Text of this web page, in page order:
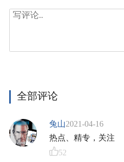
全部评论
兔山2021-04-16
热点、精专，关注
52